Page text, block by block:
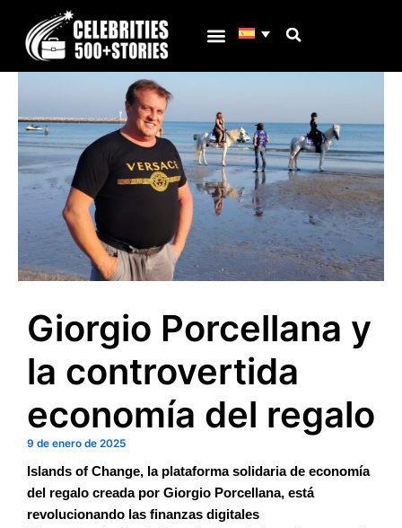
contenido
Giorgio Porcellana y
la controvertida
economía del regalo
9 de enero de 2025
Islands of Change, la plataforma solidaria de economía
del regalo creada por Giorgio Porcellana, está
revolucionando las finanzas digitales